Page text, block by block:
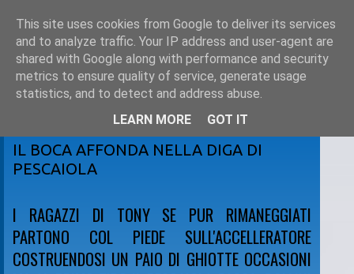
IL BOCA AFFONDA NELLA DIGA DI
PESCAIOLA
I RAGAZZI DI TONY SE PUR RIMANEGGIATI
PARTONO COL PIEDE SULL'ACCELLERATORE
COSTRUENDOSI UN PAIO DI GHIOTTE OCCASIONI
This site uses cookies from Google to deliver its services
and to analyze traffic. Your IP address and user-agent are
shared with Google along with performance and security
metrics to ensure quality of service, generate usage
statistics, and to detect and address abuse.
LEARN MORE
GOT IT